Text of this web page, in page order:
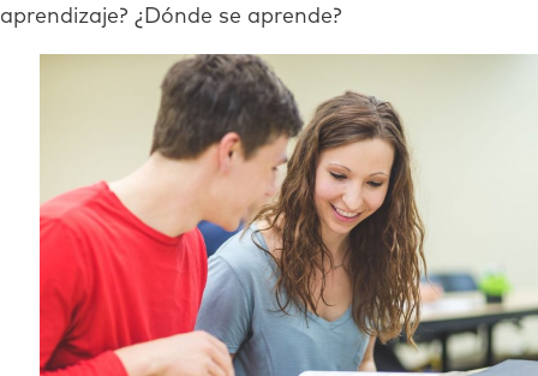
aprendizaje? ¿Dónde se aprende?